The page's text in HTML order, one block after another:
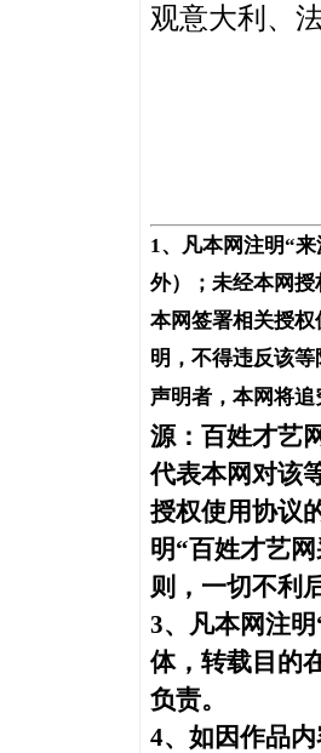
观意大利、
1、凡本网注明“
外）；未经本网
本网签署相关授
明，不得违反该
声明者，本网将
源：百姓才艺
代表本网对该
授权使用协议
明“百姓才艺
则，一切不利
3、凡本网注
体，转载目的
负责。
4、如因作品